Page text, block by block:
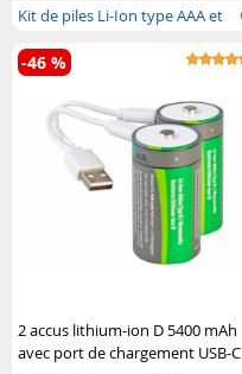
Kit de piles Li-Ion type AAA et
AA,..
2 accus lithium-ion D 5400 mAh
avec port de chargement USB-C
-46 %